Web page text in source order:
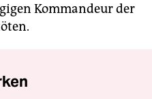
Kommandeur der